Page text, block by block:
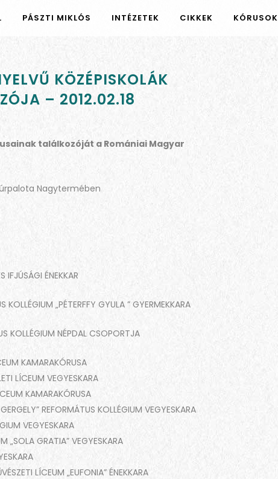
PÁSZTI MIKLÓS INTÉZETEK CIKKEK KÓRUSOK
KÖZÉPISKOLÁK
– 2012.02.18
találkozóját a Romániai Magyar
Nagytermében
IFJÚSÁGI ÉNEKKAR
„PÉTERFFY GYULA ” GYERMEKKARA
KOLLÉGIUM NÉPDAL CSOPORTJA
KAMARAKÓRUSA
LÍCEUM VEGYESKARA
KAMARAKÓRUSA
REFORMÁTUS KOLLÉGIUM VEGYESKARA
VEGYESKARA
„SOLA GRATIA” VEGYESKARA
LÍCEUM „EUFONIA” ÉNEKKARA